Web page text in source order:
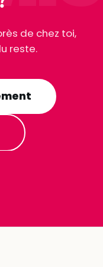
de chez toi,
reste.